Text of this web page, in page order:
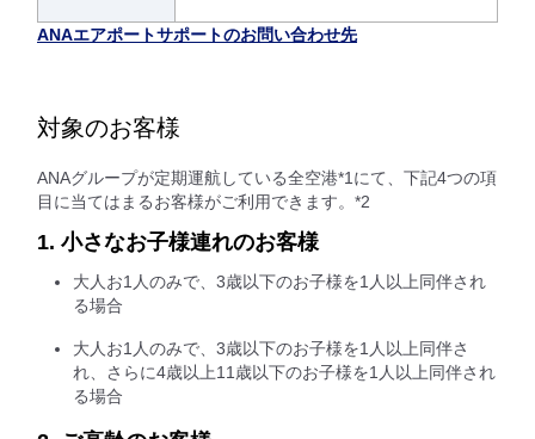
ANAエアポートサポートのお問い合わせ先
対象のお客様
ANAグループが定期運航している全空港*1にて、下記4つの項
目に当てはまるお客様がご利用できます。*2
1. 小さなお子様連れのお客様
大人お1人のみで、3歳以下のお子様を1人以上同伴され
る場合
大人お1人のみで、3歳以下のお子様を1人以上同伴さ
れ、さらに4歳以上11歳以下のお子様を1人以上同伴され
る場合